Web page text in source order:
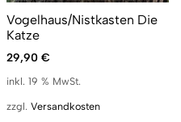
Vogelhaus/Nistkasten Die
Katze
29,90 €
inkl. 19 % MwSt.
zzgl. Versandkosten